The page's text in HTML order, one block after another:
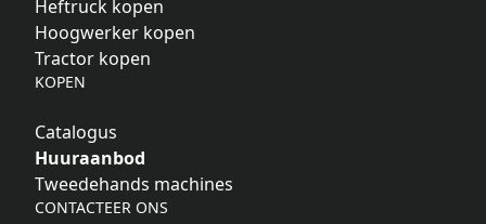
Heftruck kopen
Hoogwerker kopen
Tractor kopen
KOPEN
Catalogus
Huuraanbod
Tweedehands machines
CONTACTEER ONS